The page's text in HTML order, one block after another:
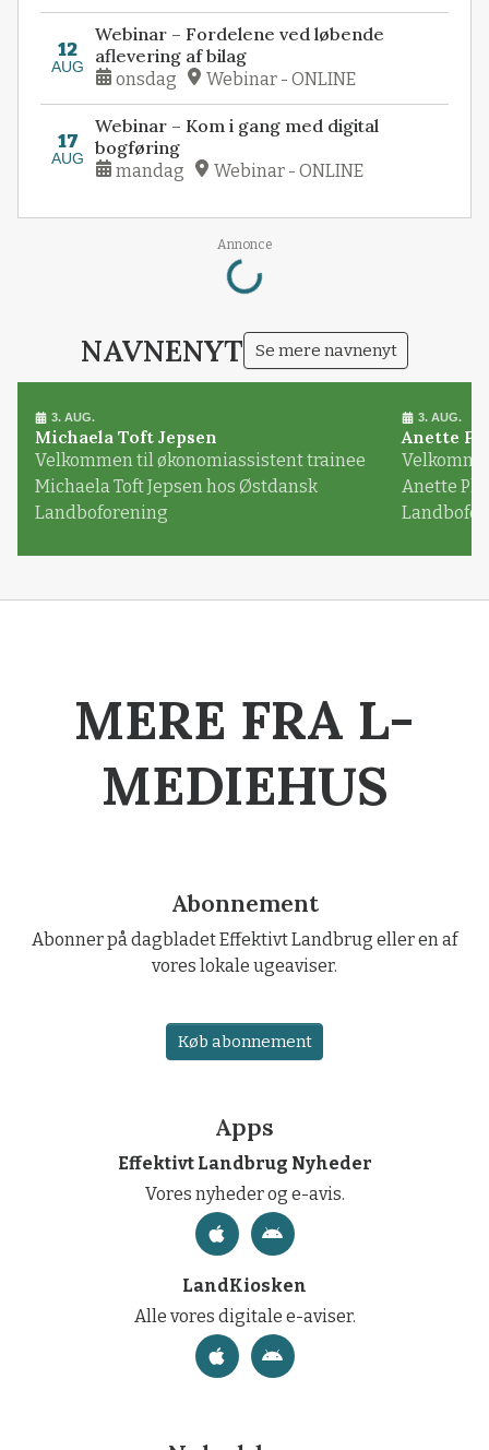
12
AUG
Webinar – Fordelene ved løbende
aflevering af bilag
onsdag Webinar - ONLINE
17
AUG
Webinar – Kom i gang med digital
bogføring
mandag Webinar - ONLINE
Annonce
Loading...
NAVNENYT Se mere navnenyt
3. AUG.
Michaela Toft Jepsen
Velkommen til økonomiassistent trainee
Michaela Toft Jepsen hos Østdansk
Landboforening
3. AUG.
Anette
Anette
MERE FRA L-
MEDIEHUS
Abonnement
Abonner på dagbladet Effektivt Landbrug eller en af
vores lokale ugeaviser.
Køb abonnement
Apps
Effektivt Landbrug Nyheder
Vores nyheder og e-avis.
LandKiosken
Alle vores digitale e-aviser.